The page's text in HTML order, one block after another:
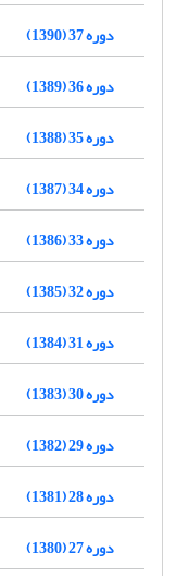
دوره 37 (1390)
دوره 36 (1389)
دوره 35 (1388)
دوره 34 (1387)
دوره 33 (1386)
دوره 32 (1385)
دوره 31 (1384)
دوره 30 (1383)
دوره 29 (1382)
دوره 28 (1381)
دوره 27 (1380)